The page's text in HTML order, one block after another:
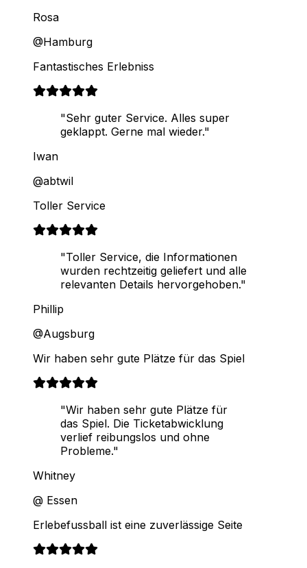
Rosa
@Hamburg
Fantastisches Erlebniss
"Sehr guter Service. Alles super
geklappt. Gerne mal wieder."
Iwan
@abtwil
Toller Service
"Toller Service, die Informationen
wurden rechtzeitig geliefert und alle
relevanten Details hervorgehoben."
Phillip
@Augsburg
Wir haben sehr gute Plätze für das Spiel
"Wir haben sehr gute Plätze für
das Spiel. Die Ticketabwicklung
verlief reibungslos und ohne
Probleme."
Whitney
@ Essen
Erlebefussball ist eine zuverlässige Seite